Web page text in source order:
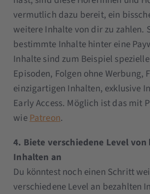
vermutlich dazu bereit, ein
weitere Inhalte von dir zu zahlen.
bestimmte Inhalte hinter eine
Inhalte sind zum Beispiel
Episoden, Folgen ohne Werbung,
einzigartigen Inhalten, exklusive
Early Access. Möglich ist das mit
wiePatreon.
4. Biete verschiedene Level
Inhalten an
Du könntest noch einen Schritt
verschiedene Level an bezahlten